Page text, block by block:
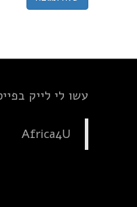
עשו לי לייק
Africa4U